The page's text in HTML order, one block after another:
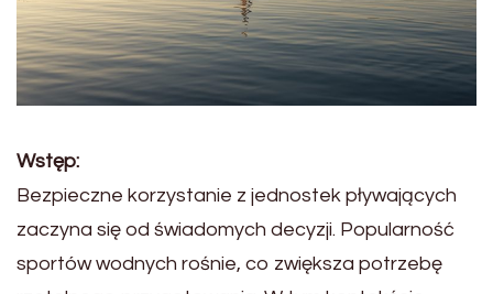
Wstęp:
Bezpieczne korzystanie z jednostek pływających
zaczyna się od świadomych decyzji. Popularność
sportów wodnych rośnie, co zwiększa potrzebę